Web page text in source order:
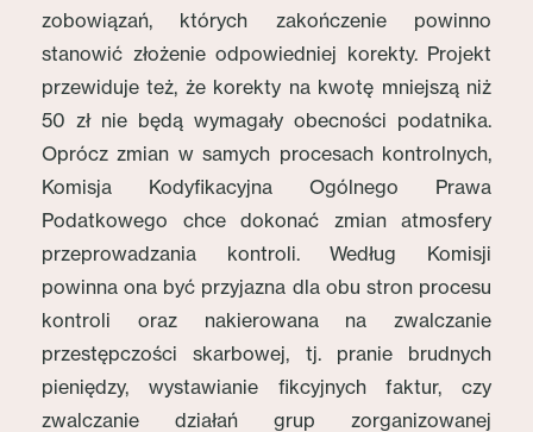
zobowiązań, których zakończenie powinno
stanowić złożenie odpowiedniej korekty. Projekt
przewiduje też, że korekty na kwotę mniejszą niż
50 zł nie będą wymagały obecności podatnika.
Oprócz zmian w samych procesach kontrolnych,
Komisja Kodyfikacyjna Ogólnego Prawa
Podatkowego chce dokonać zmian atmosfery
przeprowadzania kontroli. Według Komisji
powinna ona być przyjazna dla obu stron procesu
kontroli oraz nakierowana na zwalczanie
przestępczości skarbowej, tj. pranie brudnych
pieniędzy, wystawianie fikcyjnych faktur, czy
zwalczanie działań grup zorganizowanej